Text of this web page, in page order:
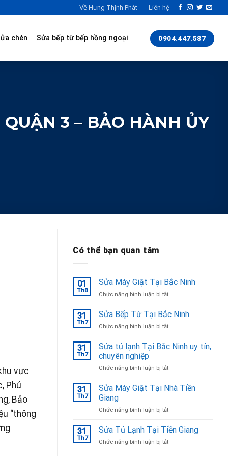
Về Hưng Thịnh Phát Liên hệ
chén Sửa bếp từ bếp hồng ngoại 0904.447.587
3 – BẢO HÀNH ỦY
vưc
Phú
Bảo
“thông
Có thể bạn quan tâm
01
Th8
Sửa Máy Giặt Tại Bắc Ninh
Chức năng bình luận bị tắtở
Máy
Tại
Ninh
31
Th7
Sửa Bếp Từ Tại Bắc Ninh
Chức năng bình luận bị tắtở
Bếp
Bắc
31
Th7
Sửa tủ lạnh Tại Bắc Ninh uy tín,
chuyên nghiệp
Chức năng bình luận bị tắtở
tủ
Bắc
uy
chuyên
31
Th7
Sửa Máy Giặt Tại Nhà Tiền
Giang
Chức năng bình luận bị tắtở
Máy
Giặt
Tại
31
Th7
Sửa Tủ Lạnh Tại Tiền Giang
Chức năng bình luận bị tắtở